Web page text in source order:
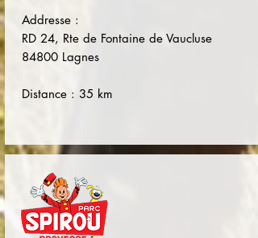
Addresse :
RD 24, Rte de Fontaine de Vaucluse
84800 Lagnes
Distance : 35 km